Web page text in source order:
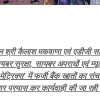
कैलाश मकवाणा एवं एडीजी
सुरक्षा, सायबर अपराधों
में फर्जी बैंक खातों का
प्रयास कर कार्यवाही की जा